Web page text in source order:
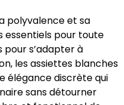
polyvalence et sa
essentiels pour toute
s’adapter à
les assiettes blanches
élégance discrète qui
sans détourner